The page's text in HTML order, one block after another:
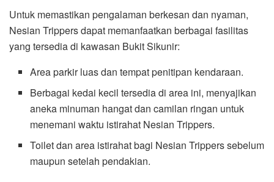
Untuk memastikan pengalaman berkesan dan nyaman,
Nesian Trippers dapat memanfaatkan berbagai fasilitas
yang tersedia di kawasan Bukit Sikunir:
Area parkir luas dan tempat penitipan kendaraan.
Berbagai kedai kecil tersedia di area ini, menyajikan
aneka minuman hangat dan camilan ringan untuk
menemani waktu istirahat Nesian Trippers.
Toilet dan area istirahat bagi Nesian Trippers sebelum
maupun setelah pendakian.